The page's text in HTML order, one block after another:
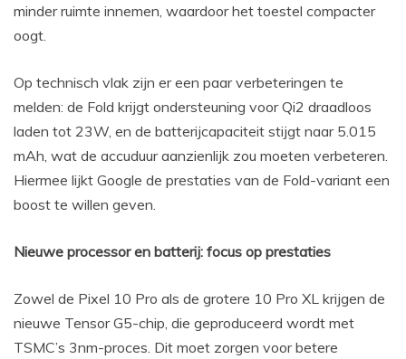
minder ruimte innemen, waardoor het toestel compacter
oogt.
Op technisch vlak zijn er een paar verbeteringen te
melden: de Fold krijgt ondersteuning voor Qi2 draadloos
laden tot 23W, en de batterijcapaciteit stijgt naar 5.015
mAh, wat de accuduur aanzienlijk zou moeten verbeteren.
Hiermee lijkt Google de prestaties van de Fold-variant een
boost te willen geven.
Nieuwe processor en batterij: focus op prestaties
Zowel de Pixel 10 Pro als de grotere 10 Pro XL krijgen de
nieuwe Tensor G5-chip, die geproduceerd wordt met
TSMC’s 3nm-proces. Dit moet zorgen voor betere